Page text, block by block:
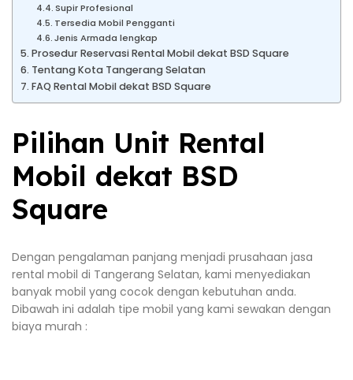
Supir Profesional
Tersedia Mobil Pengganti
Jenis Armada lengkap
Prosedur Reservasi Rental Mobil dekat BSD Square
Tentang Kota Tangerang Selatan
FAQ Rental Mobil dekat BSD Square
Pilihan Unit Rental
Mobil dekat BSD
Square
Dengan pengalaman panjang menjadi prusahaan jasa
rental mobil di Tangerang Selatan, kami menyediakan
banyak mobil yang cocok dengan kebutuhan anda.
Dibawah ini adalah tipe mobil yang kami sewakan dengan
biaya murah :